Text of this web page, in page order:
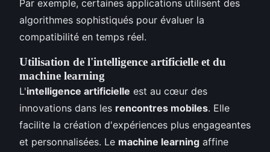
Par exemple, certaines applications utilisent des
algorithmes sophistiqués pour évaluer la
compatibilité en temps réel.
Utilisation de l'intelligence artificielle et du
machine learning
L'intelligence artificielle est au cœur des
innovations dans les rencontres mobiles. Elle
facilite la création d'expériences plus engageantes
et personnalisées. Le machine learning affine